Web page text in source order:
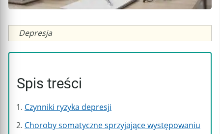
Caption
Depresja
Spis treści
Czynniki ryzyka depresji
Choroby somatyczne sprzyjające występowaniu